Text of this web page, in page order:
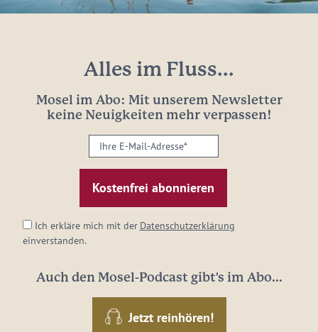
Alles im Fluss...
Mosel im Abo: Mit unserem Newsletter
keine Neuigkeiten mehr verpassen!
Ihre
E-
Mail-
Adresse:
Ich erkläre mich mit der Datenschutzerklärung
einverstanden.
Auch den Mosel-Podcast gibt's im Abo...
Jetzt reinhören!